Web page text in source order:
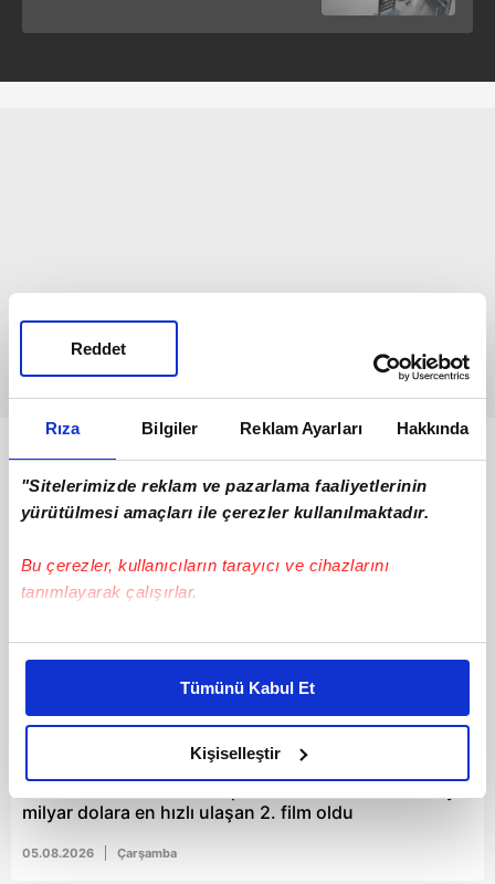
Rıza Bilgiler Reklam Ayarları Hakkında
"Sitelerimizde reklam ve pazarlama faaliyetlerinin
yürütülmesi amaçları ile çerezler kullanılmaktadır.
Bu çerezler, kullanıcıların tarayıcı ve cihazlarını
tanımlayarak çalışırlar.
Bu çerezlere izin vermeniz halinde sizlere özel
daha iyi reklam deneyimi yaşatabiliriz. Bunu yaparken
amacımızın size daha iyi bir reklam deneyimi sunmak
olduğunu ve sizlere en iyi içerikleri sunabilmek adına
elimizden gelen çabayı gösterdiğimizi ve bu noktada,
reklamların maliyetlerimizi karşılamak noktasında tek gelir
Tümünü Kabul Et
Kişiselleştir
Reddet
Bunlar da Var
milyar dolara en hızlı ulaşan 2. film oldu
05.08.2026 Çarşamba